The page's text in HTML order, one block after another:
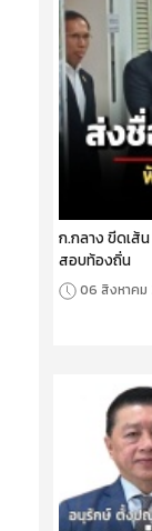
ก.กลาง ขีดเส้
สอบท้องถิ่น
06 สิงหาคม